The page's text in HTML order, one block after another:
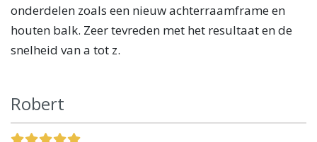
onderdelen zoals een nieuw achterraamframe en
houten balk. Zeer tevreden met het resultaat en de
snelheid van a tot z.
Robert